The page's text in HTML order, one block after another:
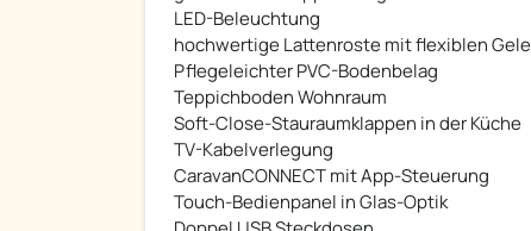
LED-Beleuchtung
hochwertige Lattenroste mit flexiblen
Pflegeleichter PVC-Bodenbelag
Teppichboden Wohnraum
Soft-Close-Stauraumklappen in der Küche
TV-Kabelverlegung
CaravanCONNECT mit App-Steuerung
Touch-Bedienpanel in Glas-Optik